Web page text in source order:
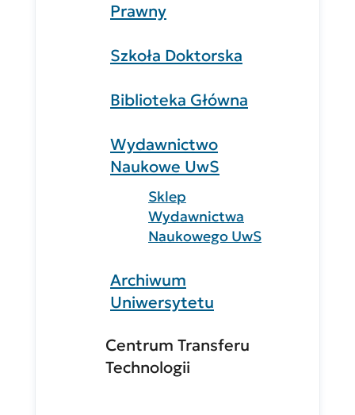
Prawny
Szkoła Doktorska
Biblioteka Główna
Wydawnictwo
Naukowe UwS
Sklep
Wydawnictwa
Naukowego UwS
Archiwum
Uniwersytetu
Centrum Transferu
Technologii